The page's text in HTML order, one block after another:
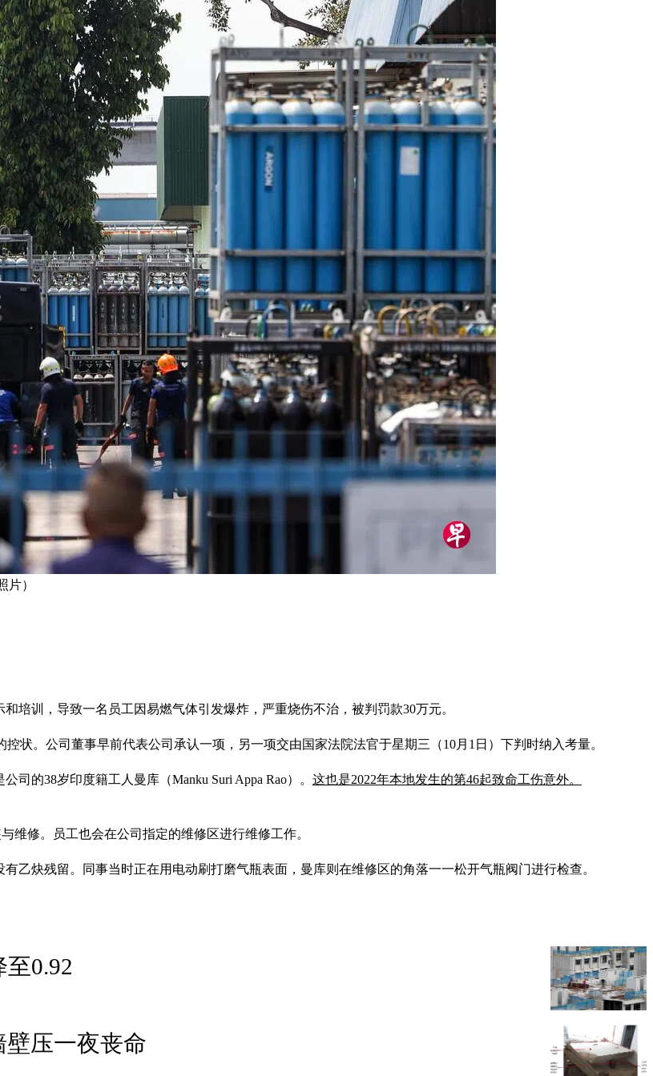
）
培训，导致一名员工因易燃气体引发爆炸，严重烧伤不治，被判罚款30万元。
状。公司董事早前代表公司承认一项，另一项交由国家法院法官于星期三（10月1日）下判时纳入考量。
司的38岁印度籍工人曼库（Manku Suri Appa Rao）。 这也是2022年本地发生的第46起致命工伤意外。
维修。员工也会在公司指定的维修区进行维修工作。
乙炔残留。同事当时正在用电动刷打磨气瓶表面，曼库则在维修区的角落一一松开气瓶阀门进行检查。
0.92
压一夜丧命